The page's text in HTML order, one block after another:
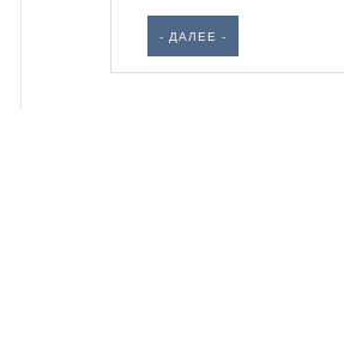
- ДАЛЕЕ -